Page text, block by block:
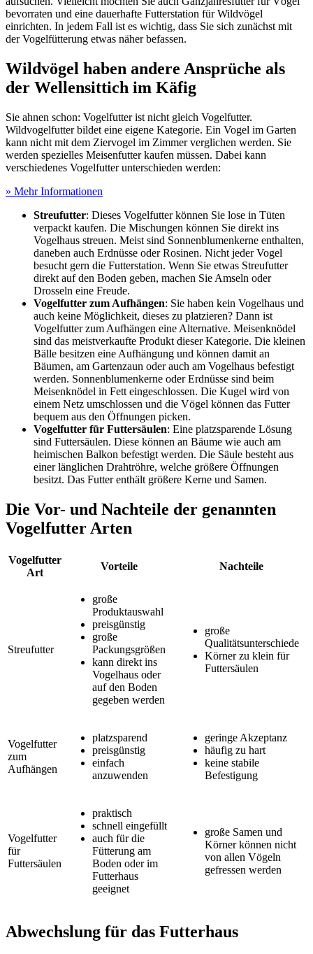
bevorraten und eine dauerhafte Futterstation für Wildvögel
einrichten. In jedem Fall ist es wichtig, dass Sie sich zunächst mit
der Vogelfütterung etwas näher befassen.
Wildvögel haben andere Ansprüche als
der Wellensittich im Käfig
Sie ahnen schon: Vogelfutter ist nicht gleich Vogelfutter.
Wildvogelfutter bildet eine eigene Kategorie. Ein Vogel im Garten
kann nicht mit dem Ziervogel im Zimmer verglichen werden. Sie
werden spezielles Meisenfutter kaufen müssen. Dabei kann
verschiedenes Vogelfutter unterschieden werden:
» Mehr Informationen
Streufutter: Dieses Vogelfutter können Sie lose in Tüten
verpackt kaufen. Die Mischungen können Sie direkt ins
Vogelhaus streuen. Meist sind Sonnenblumenkerne enthalten,
daneben auch Erdnüsse oder Rosinen. Nicht jeder Vogel
besucht gern die Futterstation. Wenn Sie etwas Streufutter
direkt auf den Boden geben, machen Sie Amseln oder
Drosseln eine Freude.
Vogelfutter zum Aufhängen: Sie haben kein Vogelhaus und
auch keine Möglichkeit, dieses zu platzieren? Dann ist
Vogelfutter zum Aufhängen eine Alternative. Meisenknödel
sind das meistverkaufte Produkt dieser Kategorie. Die kleinen
Bälle besitzen eine Aufhängung und können damit an
Bäumen, am Gartenzaun oder auch am Vogelhaus befestigt
werden. Sonnenblumenkerne oder Erdnüsse sind beim
Meisenknödel in Fett eingeschlossen. Die Kugel wird von
einem Netz umschlossen und die Vögel können das Futter
bequem aus den Öffnungen picken.
Vogelfutter für Futtersäulen: Eine platzsparende Lösung
sind Futtersäulen. Diese können an Bäume wie auch am
heimischen Balkon befestigt werden. Die Säule besteht aus
einer länglichen Drahtröhre, welche größere Öffnungen
besitzt. Das Futter enthält größere Kerne und Samen.
Die Vor- und Nachteile der genannten
Vogelfutter Arten
Vogelfutter
Art
Vorteile Nachteile
Streufutter
große
Produktauswahl
preisgünstig
große
Packungsgrößen
kann direkt ins
Vogelhaus oder
auf den Boden
gegeben werden
große
Qualitätsunterschiede
Körner zu klein für
Futtersäulen
Vogelfutter
zum
Aufhängen
platzsparend
preisgünstig
einfach
anzuwenden
geringe Akzeptanz
häufig zu hart
keine stabile
Befestigung
Vogelfutter
für
Futtersäulen
praktisch
schnell eingefüllt
auch für die
Fütterung am
Boden oder im
Futterhaus
geeignet
große Samen und
Körner können nicht
von allen Vögeln
gefressen werden
Abwechslung für das Futterhaus